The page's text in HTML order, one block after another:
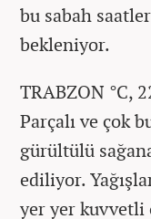
bu sabah
bekleniyor.
TRABZON °C,
Parçalı ve çok
gürültülü
ediliyor.
yer yer kuvvetli